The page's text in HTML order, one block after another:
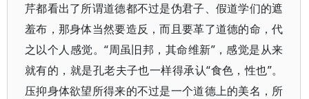
芹都看出了所谓道德都不过是伪君子、假道学们的遮
羞布，那身体当然要造反，而且要革了道德的命，代
之以个人感觉。“周虽旧邦，其命维新”，感觉是从来
就有的，就是孔老夫子也一样得承认“食色，性也”。
压抑身体欲望所得来的不过是一个道德上的美名，所